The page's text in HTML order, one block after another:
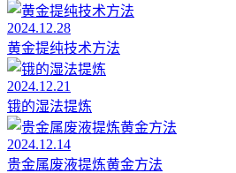
2024.12.28
黄金提纯技术方法
2024.12.21
锇的湿法提炼
2024.12.14
贵金属废液提炼黄金方法